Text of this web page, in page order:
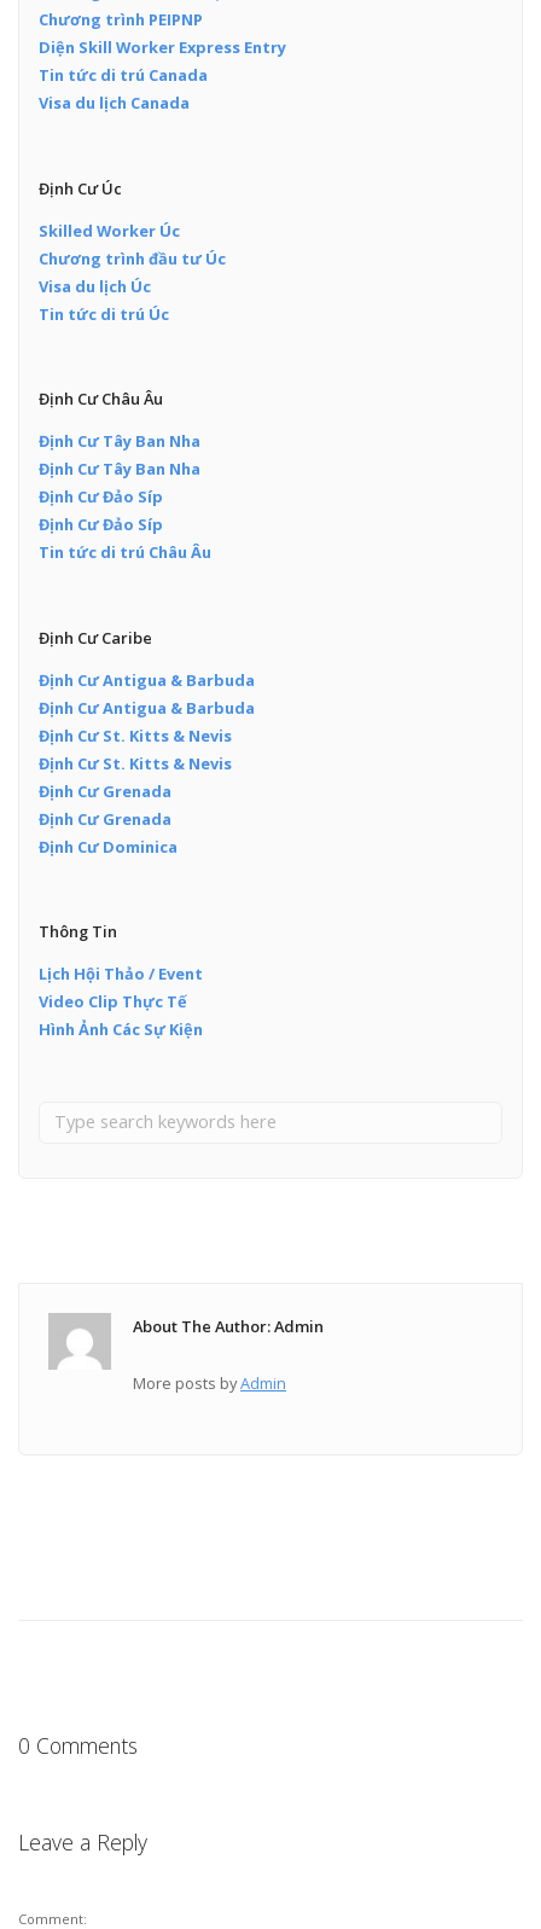
Chương trình PEIPNP
Diện Skill Worker Express Entry
Tin tức di trú Canada
Visa du lịch Canada
Định Cư Úc
Skilled Worker Úc
Chương trình đầu tư Úc
Visa du lịch Úc
Tin tức di trú Úc
Định Cư Châu Âu
Định Cư Tây Ban Nha
Định Cư Tây Ban Nha
Định Cư Đảo Síp
Định Cư Đảo Síp
Tin tức di trú Châu Âu
Định Cư Caribe
Định Cư Antigua & Barbuda
Định Cư Antigua & Barbuda
Định Cư St. Kitts & Nevis
Định Cư St. Kitts & Nevis
Định Cư Grenada
Định Cư Grenada
Định Cư Dominica
Thông Tin
Lịch Hội Thảo / Event
Video Clip Thực Tế
Hình Ảnh Các Sự Kiện
About The Author: Admin
More posts byAdmin
0 Comments
Leave a Reply
Comment: